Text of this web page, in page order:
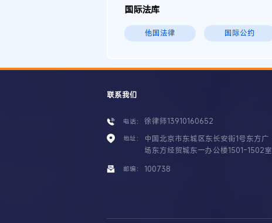
国际法库
他国法律 国际公约
联系我们
电话： 徐律师13910160652
地址：
中国北京市东城区东长安街1号东方广
场东方经贸城东一办公楼1501-1502室
邮编： 100738